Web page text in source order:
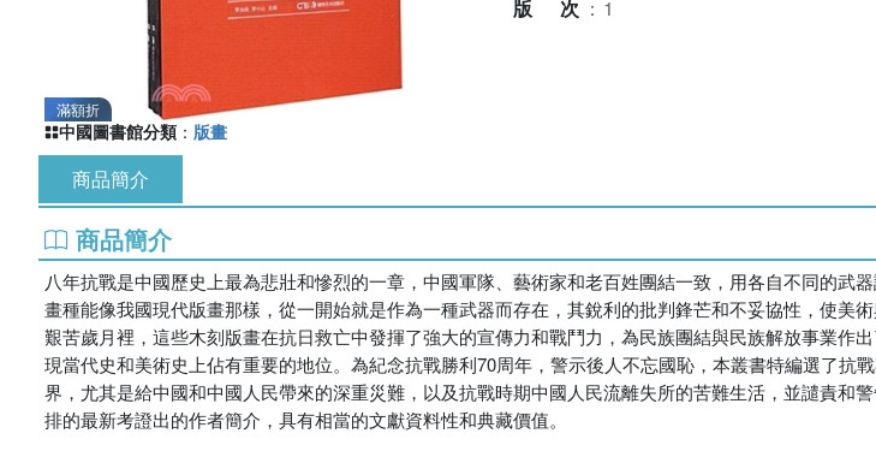
滿額折
版次 ： 1
中國圖書館分類 ： 版畫
商品簡介
商品簡介
八年抗戰是中國歷史上最為悲壯和慘烈的一章，中國軍隊、藝術家和老百姓團結一致，用各自不同的
畫種能像我國現代版畫那樣，從一開始就是作為一種武器而存在，其銳利的批判鋒芒和不妥協性，使
艱苦歲月裡，這些木刻版畫在抗日救亡中發揮了強大的宣傳力和戰鬥力，為民族團結與民族解放事業
現當代史和美術史上佔有重要的地位。為紀念抗戰勝利70周年，警示後人不忘國恥，本叢書特編選了
界，尤其是給中國和中國人民帶來的深重災難，以及抗戰時期中國人民流離失所的苦難生活，並譴責
排的最新考證出的作者簡介，具有相當的文獻資料性和典藏價值。